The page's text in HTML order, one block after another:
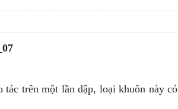
trên một lần dập, loại khuôn này có